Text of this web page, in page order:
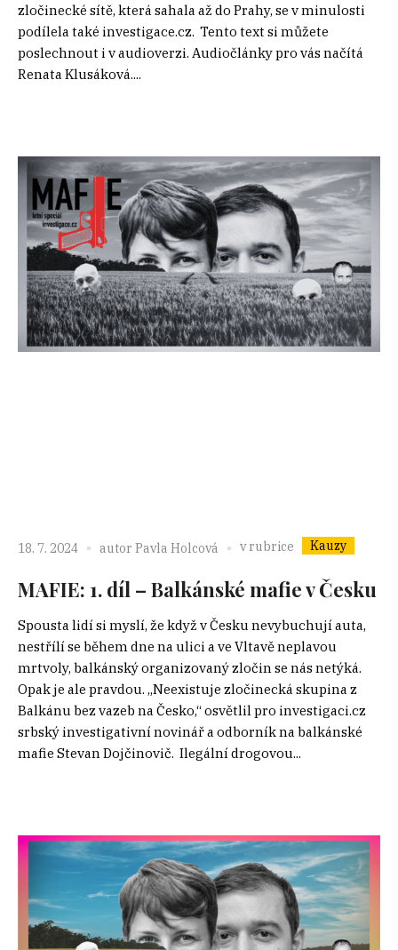
zločinecké sítě, která sahala až do Prahy, se v minulosti
podílela také investigace.cz. Tento text si můžete
poslechnout i v audioverzi. Audiočlánky pro vás načítá
Renata Klusáková....
18. 7. 2024 autor Pavla Holcová v rubrice Kauzy
MAFIE: 1. díl – Balkánské mafie v Česku
Spousta lidí si myslí, že když v Česku nevybuchují auta,
nestřílí se během dne na ulici a ve Vltavě neplavou
mrtvoly, balkánský organizovaný zločin se nás netýká.
Opak je ale pravdou. „Neexistuje zločinecká skupina z
Balkánu bez vazeb na Česko,“ osvětlil pro investigaci.cz
srbský investigativní novinář a odborník na balkánské
mafie Stevan Dojčinovič. Ilegální drogovou...